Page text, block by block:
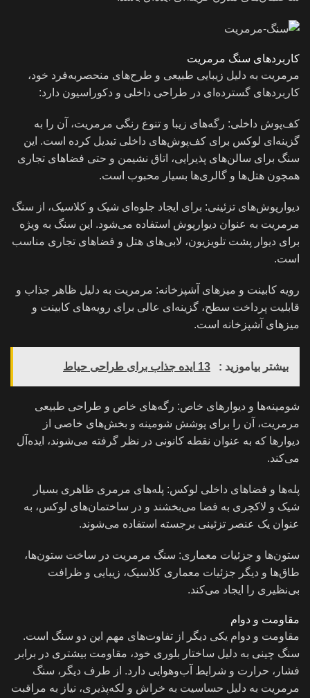
کاربردهای سنگ مرمریت
مرمریت به دلیل زیبایی طبیعی و طرح‌های منحصر‌به‌فرد خود،
کاربردهای گسترده‌ای در طراحی داخلی و دکوراسیون دارد:
کف‌پوش داخلی: رگه‌های زیبا و تنوع رنگی مرمریت، آن را به
گزینه‌ای لوکس برای کف‌پوش‌های داخلی تبدیل کرده است. این
سنگ برای سالن‌های پذیرایی، اتاق نشیمن و حتی فضاهای تجاری
همچون هتل‌ها و گالری‌ها بسیار محبوب است.
دیوارپوش‌های تزئینی: برای ایجاد جلوه‌ای شیک و کلاسیک، از سنگ
مرمریت به عنوان دیوارپوش استفاده می‌شود. این سنگ به ویژه
برای دیوار پشت تلویزیون، لابی‌های هتل و فضاهای تجاری مناسب
است.
رویه کابینت و میزهای آشپزخانه: مرمریت به دلیل ظاهر جذاب و
قابلیت پرداخت سطح، گزینه‌ای عالی برای رویه‌های کابینت و
میزهای آشپزخانه است.
بیشتر بیاموزید : 13 ایده جذاب برای طراحی حیاط
شومینه‌ها و دیوارهای خاص: رگه‌های خاص و طراحی طبیعی
مرمریت، آن را برای پوشش شومینه و بخش‌های خاصی از
دیوارها که به عنوان نقطه کانونی در نظر گرفته می‌شوند، ایده‌آل
می‌کند.
پله‌ها و فضاهای داخلی لوکس: پله‌های مرمری ظاهری بسیار
شیک و لاکچری به فضا می‌بخشند و در ساختمان‌های لوکس، به
عنوان یک عنصر تزئینی برجسته استفاده می‌شوند.
ستون‌ها و جزئیات معماری: سنگ مرمریت در ساخت ستون‌ها،
طاق‌ها و دیگر جزئیات معماری کلاسیک، زیبایی و ظرافت
بی‌نظیری را ایجاد می‌کند.
مقاومت و دوام
مقاومت و دوام یکی دیگر از تفاوت‌های مهم این دو سنگ است.
سنگ چینی به دلیل ساختار بلوری خود، مقاومت بیشتری در برابر
فشار، حرارت و شرایط آب‌وهوایی دارد. از طرف دیگر، سنگ
مرمریت به دلیل حساسیت به خراش و لکه‌پذیری، نیاز به مراقبت